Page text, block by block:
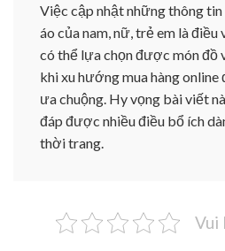
Việc cập nhật những thông
áo của nam, nữ, trẻ em là
có thể lựa chọn được món đồ
khi xu hướng mua hàng
ưa chuộng. Hy vọng bài viết
đáp được nhiều điều bổ ích
thời trang.
Vui